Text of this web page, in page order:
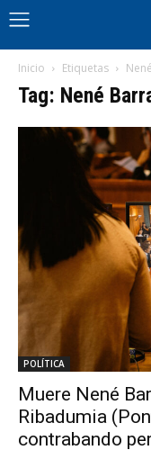
Inicio Etiquetas
Tag: Nené
POLÍTICA
Muere Nené
Ribadumia
contrabando